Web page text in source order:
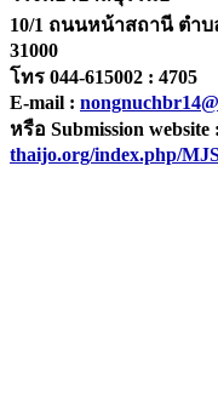
10/1 ถนนหน้าสถานี ตำบ
31000
โทร 044-615002 : 4705
E-mail :
หรือ Submission website :
thaijo.org/index.php/